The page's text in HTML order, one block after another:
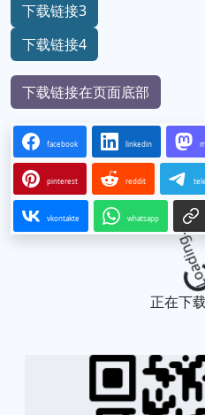
下载链接3
下载链接4
下载链接在页面底部
facebook linkedin
pinterest reddit
vkontakte whatsapp
正在下